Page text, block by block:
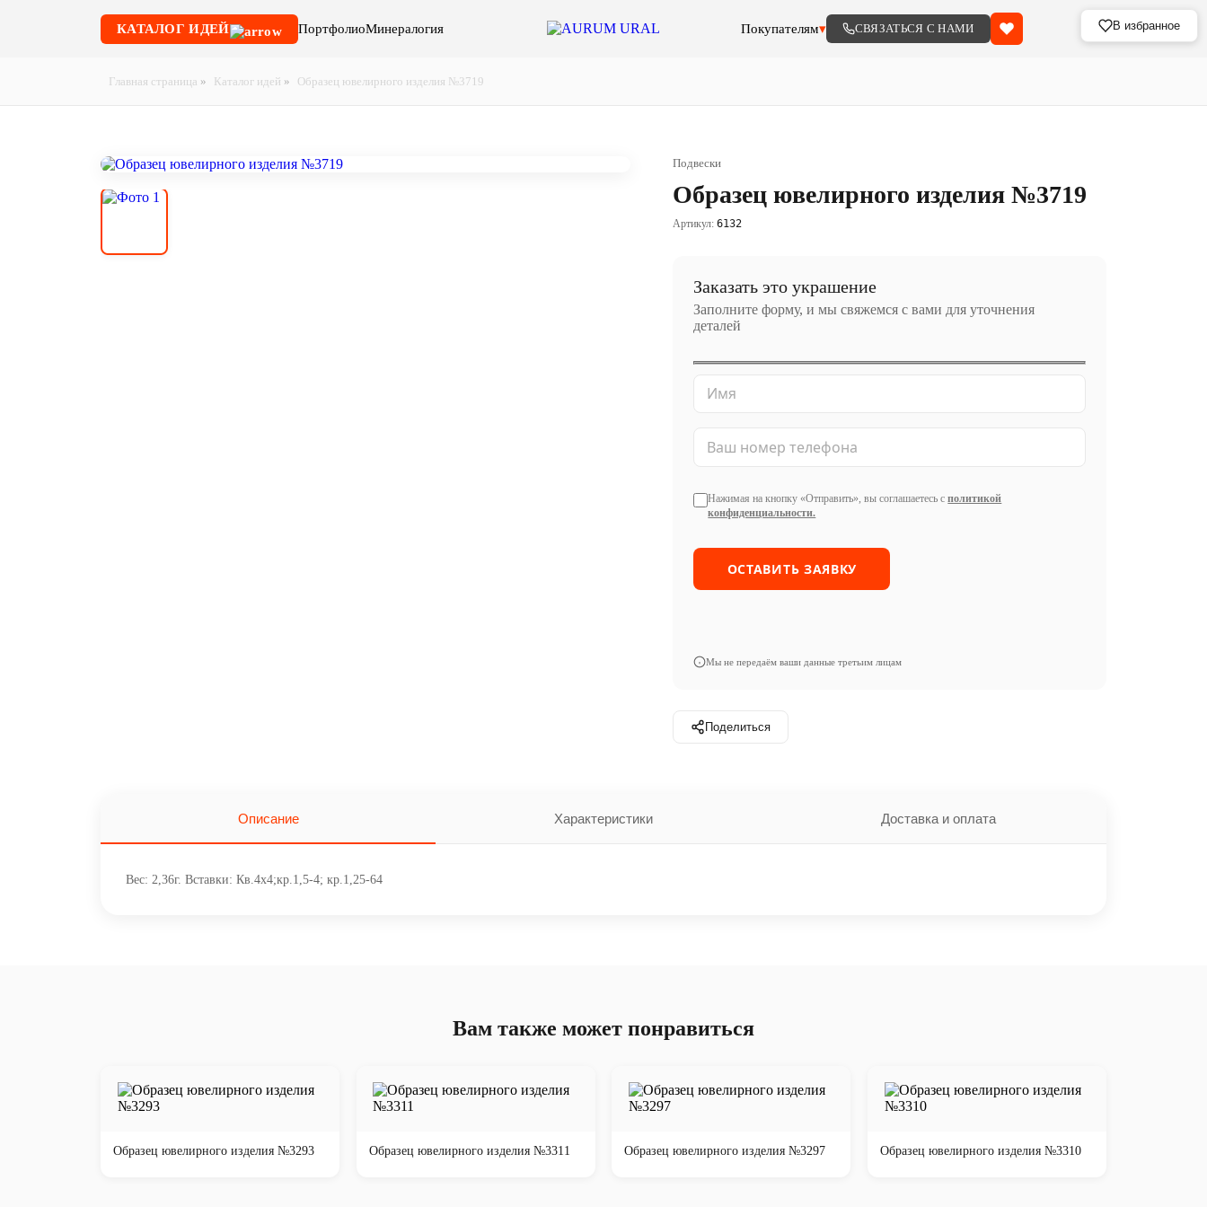
КАТАЛОГ ИДЕЙ ПортфолиоМинералогия Покупателям▾ СВЯЗАТЬСЯ С НАМИ
Главная страница » Каталог идей » Образец ювелирного изделия №3719
Подвески
Образец ювелирного изделия №3719
Артикул: 6132
Заказать это украшение
Заполните форму, и мы свяжемся с вами для уточнения
деталей
Нажимая на кнопку «Отправить», вы соглашаетесь сполитикой
конфиденциальности.
Мы не передаём ваши данные третьим лицам
В избранное
Поделиться
Описание Характеристики Доставка и оплата
Вес: 2,36г. Вставки: Кв.4х4;кр.1,5-4; кр.1,25-64
Вам также может понравиться
Образец ювелирного изделия №3293 Образец ювелирного изделия №3311 Образец ювелирного изделия №3297 Образец ювелирного изделия №3310